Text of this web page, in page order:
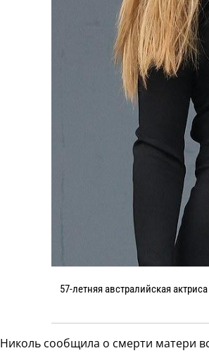
57-летняя австралийская
Николь сообщила о смерти матери